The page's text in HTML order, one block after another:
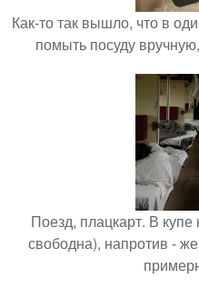
Как-то так вышло, что в
помыть посуду
Поезд, плацкарт. В
свободна), напротив -